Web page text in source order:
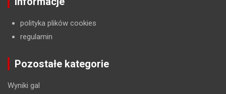
polityka plików cookies
regulamin
Pozostałe kategorie
Wyniki gal